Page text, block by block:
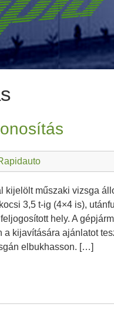
műszaki vizsga
3,5 t-ig (4×4 is),
hely. A
kijavítására ajánlatot
elbukhasson. […]